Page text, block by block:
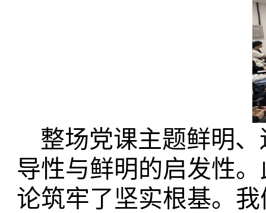
整场党课主题鲜明
导性与鲜明的启发性
论筑牢了坚实根基。